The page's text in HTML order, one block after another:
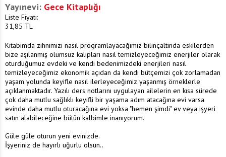
Yayınevi: Gece Kitaplığı
Liste Fiyatı:
31,85 TL
Kitabımda zihnimizi nasıl programlayacağımız bilinçaltında eskilerden
bize aşılanmış olumsuz kalıpları nasıl temizleyeceğimiz enerjiler olarak
oturduğumuz evdeki ve kendi bedenimizdeki enerjileri nasıl
temizleyeceğimiz ekonomik açıdan da kendi bütçemizi çok zorlamadan
yaşam yolunda keyifle nasıl ilerleyeceğimiz yaşanmış örneklerle
açıklanmaktadır. Yazılı ders notlarını uygulayan ailelerin en kısa sürede
çok daha mutlu sağlıklı keyifli bir yaşama adım atacağına evi varsa
evinde daha mutlu oturacağına evi yoksa "hemen şimdi" ev veya işyeri
satın alabileceğine bütün kalbimle inanıyorum.
Güle güle oturun yeni evinizde.
İşyeriniz de hayırlı uğurlu olsun..